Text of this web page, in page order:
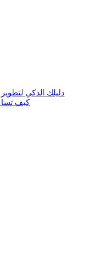
دليلك الذكي
كيف